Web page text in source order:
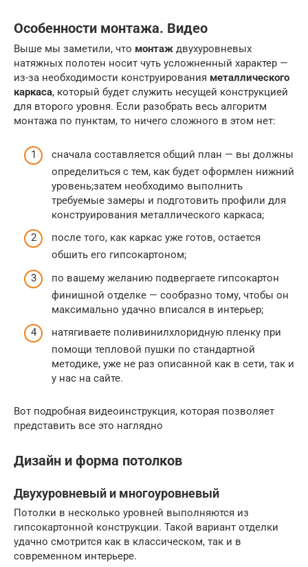
Особенности монтажа. Видео
Выше мы заметили, что монтаж двухуровневых
натяжных полотен носит чуть усложненный характер —
из-за необходимости конструирования металлического
каркаса, который будет служить несущей конструкцией
для второго уровня. Если разобрать весь алгоритм
монтажа по пунктам, то ничего сложного в этом нет:
сначала составляется общий план — вы должны
определиться с тем, как будет оформлен нижний
уровень;затем необходимо выполнить
требуемые замеры и подготовить профили для
конструирования металлического каркаса;
после того, как каркас уже готов, остается
обшить его гипсокартоном;
по вашему желанию подвергаете гипсокартон
финишной отделке — сообразно тому, чтобы он
максимально удачно вписался в интерьер;
натягиваете поливинилхлоридную пленку при
помощи тепловой пушки по стандартной
методике, уже не раз описанной как в сети, так и
у нас на сайте.
Вот подробная видеоинструкция, которая позволяет
представить все это наглядно
Дизайн и форма потолков
Двухуровневый и многоуровневый
Потолки в несколько уровней выполняются из
гипсокартонной конструкции. Такой вариант отделки
удачно смотрится как в классическом, так и в
современном интерьере.